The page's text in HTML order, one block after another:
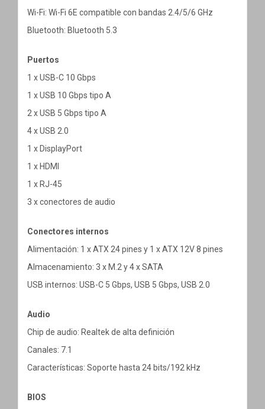
Wi-Fi: Wi-Fi 6E compatible con bandas 2.4/5/6 GHz
Bluetooth: Bluetooth 5.3
Puertos
1 x USB-C 10 Gbps
1 x USB 10 Gbps tipo A
2 x USB 5 Gbps tipo A
4 x USB 2.0
1 x DisplayPort
1 x HDMI
1 x RJ-45
3 x conectores de audio
Conectores internos
Alimentación: 1 x ATX 24 pines y 1 x ATX 12V 8 pines
Almacenamiento: 3 x M.2 y 4 x SATA
USB internos: USB-C 5 Gbps, USB 5 Gbps, USB 2.0
Audio
Chip de audio: Realtek de alta definición
Canales: 7.1
Características: Soporte hasta 24 bits/192 kHz
BIOS